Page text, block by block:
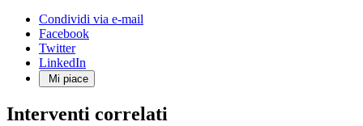
Condividi via e-mail
Facebook
Twitter
LinkedIn
Mi piace
Interventi correlati